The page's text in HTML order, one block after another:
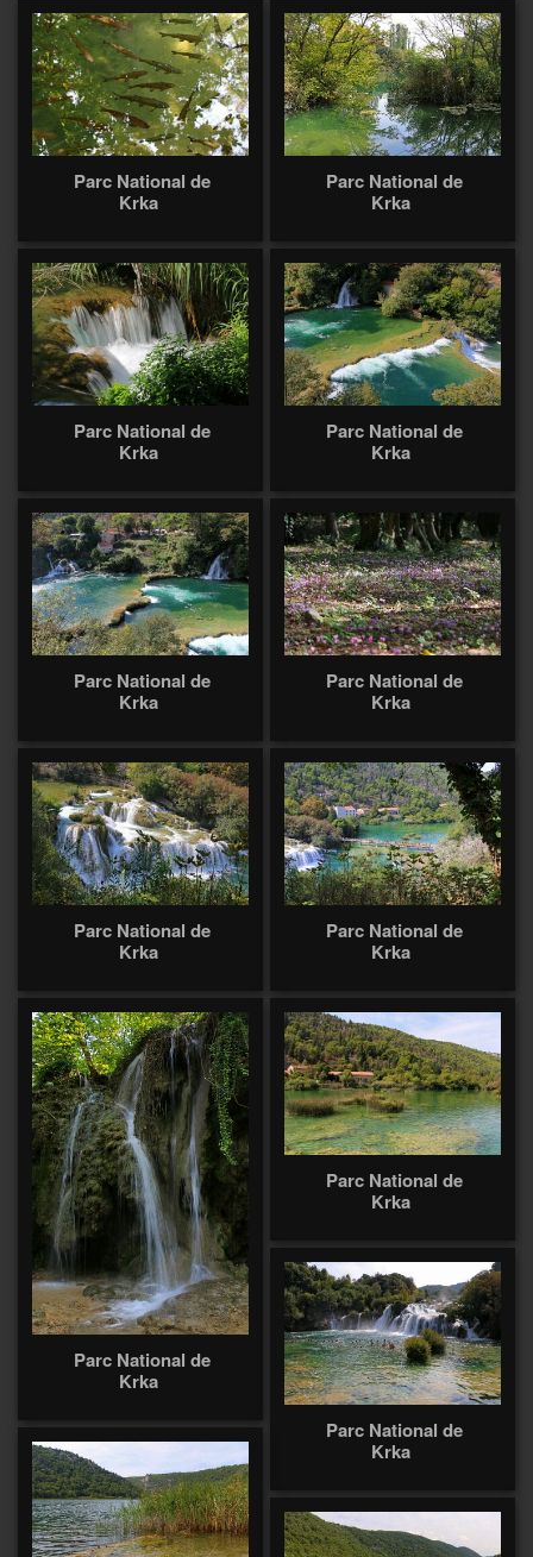
Parc National de
Krka
Parc National de
Krka
Parc National de
Krka
Parc National de
Krka
Parc National de
Krka
Parc National de
Krka
Parc National de
Krka
Parc National de
Krka
Parc National de
Krka
Parc National de
Krka
Parc National de
Krka